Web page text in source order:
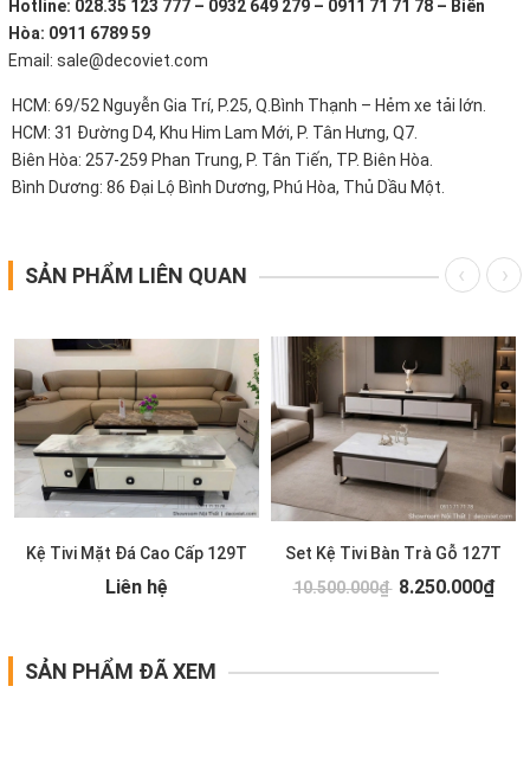
Hotline: 028.35 123 777 – 0932 649 279 – 0911 71 71 78 – Biên
Hòa: 0911 6789 59
Email: sale@decoviet.com
HCM: 69/52 Nguyễn Gia Trí, P.25, Q.Bình Thạnh – Hẻm xe tải lớn.
HCM: 31 Đường D4, Khu Him Lam Mới, P. Tân Hưng, Q7.
Biên Hòa: 257-259 Phan Trung, P. Tân Tiến, TP. Biên Hòa.
Bình Dương: 86 Đại Lộ Bình Dương, Phú Hòa, Thủ Dầu Một.
SẢN PHẨM LIÊN QUAN
Kệ Tivi Mặt Đá Cao Cấp 129T
Liên hệ
Set Kệ Tivi Bàn Trà Gỗ 127T
10.500.000₫ 8.250.000₫
SẢN PHẨM ĐÃ XEM